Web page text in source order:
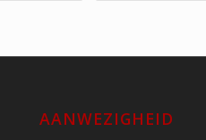
AANWEZIGHEID